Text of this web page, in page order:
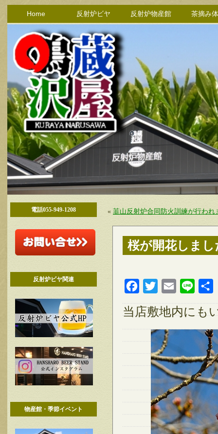
Home 反射炉ビヤ 反射炉物産館 茶摘み
電話055-949-1208
反射炉ビヤ関連
物産館・季節イベント
« 韮山反射炉合同防火訓練が行われ
桜が開花しまし
FacebookTwitter Email Line
当店敷地内にも